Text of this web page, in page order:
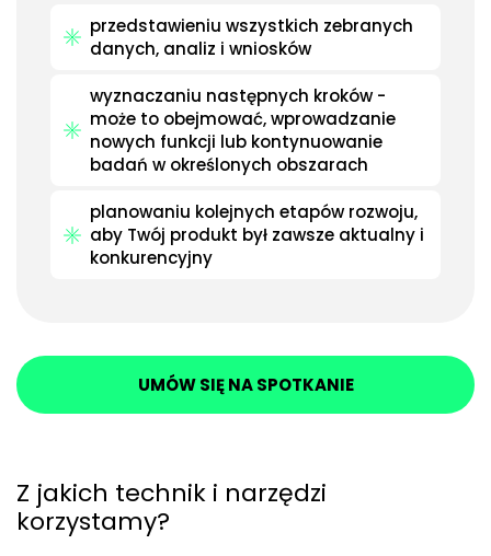
przedstawieniu wszystkich zebranych
danych, analiz i wniosków
wyznaczaniu następnych kroków -
może to obejmować, wprowadzanie
nowych funkcji lub kontynuowanie
badań w określonych obszarach
planowaniu kolejnych etapów rozwoju,
aby Twój produkt był zawsze aktualny i
konkurencyjny
UMÓW SIĘ NA SPOTKANIE
Z jakich technik i narzędzi
korzystamy?